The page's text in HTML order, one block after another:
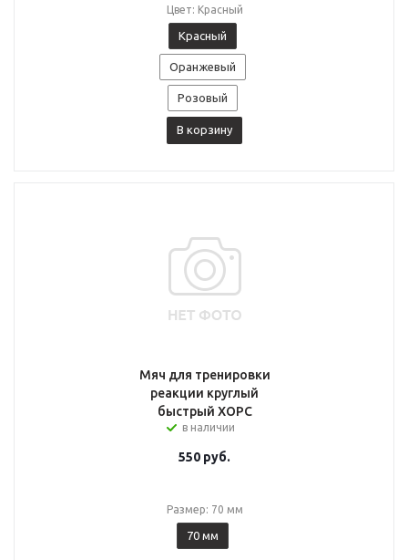
Цвет: Красный
Красный
Оранжевый
Розовый
В корзину
Мяч для тренировки
реакции круглый
быстрый ХОРС
в наличии
550 руб.
Размер: 70 мм
70 мм